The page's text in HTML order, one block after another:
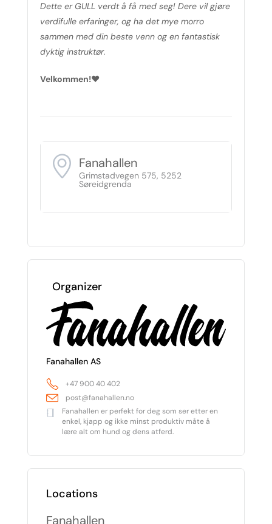
Dette er GULL verdt å få med seg! Dere vil gjøre
verdifulle erfaringer, og ha det mye morro
sammen med din beste venn og en fantastisk
dyktig instruktør.
Velkommen!♥
Fanahallen
Grimstadvegen 575, 5252
Søreidgrenda
Organizer
Fanahallen AS
+47 900 40 402
post@fanahallen.no
Fanahallen er perfekt for deg som ser etter en
enkel, kjapp og ikke minst produktiv måte å
lære alt om hund og dens atferd.
Locations
Fanahallen